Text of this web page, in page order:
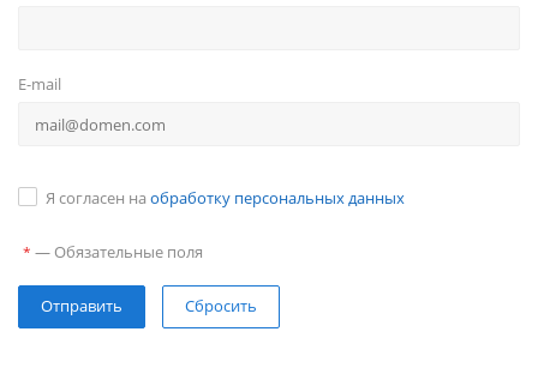
E-mail
Я согласен на обработку персональных данных
* — Обязательные поля
Сбросить